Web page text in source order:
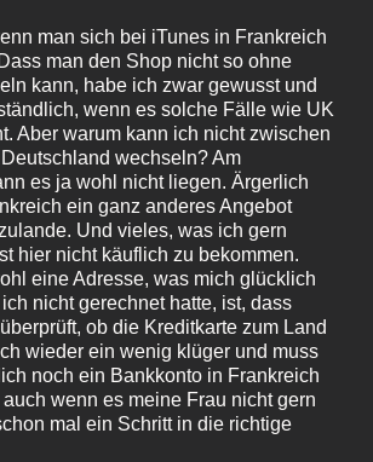
man sich bei iTunes in Frankreich
man den Shop nicht so ohne
kann, habe ich zwar gewusst und
wenn es solche Fälle wie UK
Aber warum kann ich nicht zwischen
wechseln? Am
es ja wohl nicht liegen. Ärgerlich
ein ganz anderes Angebot
Und vieles, was ich gern
hier nicht käuflich zu bekommen.
eine Adresse, was mich glücklich
nicht gerechnet hatte, ist, dass
ob die Kreditkarte zum Land
wieder ein wenig klüger und muss
noch ein Bankkonto in Frankreich
wenn es meine Frau nicht gern
mal ein Schritt in die richtige